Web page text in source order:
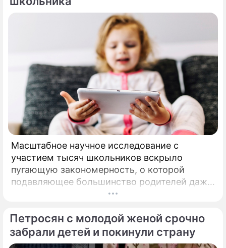
Масштабное научное исследование с
участием тысяч школьников вскрыло
пугающую закономерность, о которой
подавляющее большинство родителей даже
не догадывалось. Привычка дарить ребенку
социальным сетям в младшем
подростковом возрасте обворачивается
скрытым провалом в учебе.
Петросян с молодой женой срочно
забрали детей и покинули страну